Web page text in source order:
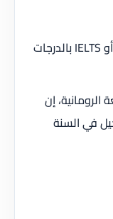
شهادات TOEFL أو IELTS بالدرجات
الرومانية، إن
في السنة